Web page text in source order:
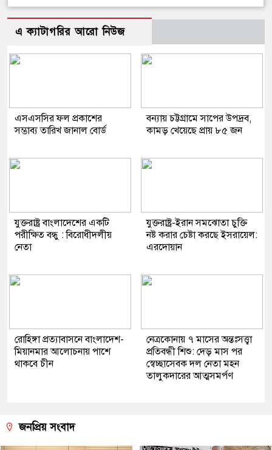
এ ক্যাটাগরির আরো নিউজ
এসএসসির ফল প্রকাশের
সম্ভাব্য তারিখ জানাল বোর্ড
বন্যায় চট্টগ্রামে সাপের উপদ্রব,
কামড় খেয়েছে প্রায় ৮৫ জন
যুক্তরাষ্ট্র বাংলাদেশের একটি
পরীক্ষিত বন্ধু : বিরোধীদলীয়
নেতা
যুক্তরাষ্ট্র-ইরান সমঝোতা চুক্তি
নষ্ট করার চেষ্টা করছে ইসরায়েল:
এরদোয়ান
রোহিঙ্গা প্রত্যাবাসনে বাংলাদেশ-
মিয়ানমার আলোচনায় পাশে
থাকবে চীন
নেত্রকোনায় ৭ মাসের অন্তঃসত্ত্বা
প্রতিবন্ধী শিশু: দেড় মাস পর
স্বেচ্ছাসেবক দল নেতা মহন
তালুকদারের আত্মসমর্পণ
জনপ্রিয় সংবাদ